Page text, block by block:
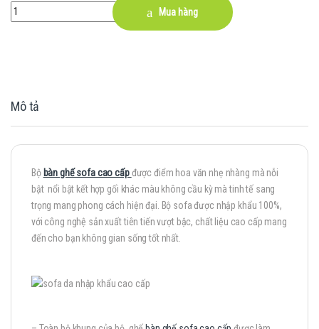
Quantity Mua hàng
Mô tả
Bộ bàn ghế sofa cao cấpđược điểm hoa văn nhẹ nhàng mà nỗi
bật nổi bật kết hợp gối khác màu không cầu kỳ mà tinh tế sang
trọng mang phong cách hiện đại. Bộ sofa được nhập khẩu 100%,
với công nghệ sản xuất tiên tiến vượt bậc, chất liệu cao cấp mang
đến cho bạn không gian sống tốt nhất.